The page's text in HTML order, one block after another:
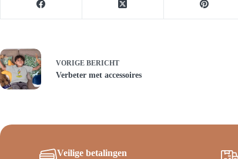
VORIGE BERICHT
Verbeter met accessoires
Veilige betalingen